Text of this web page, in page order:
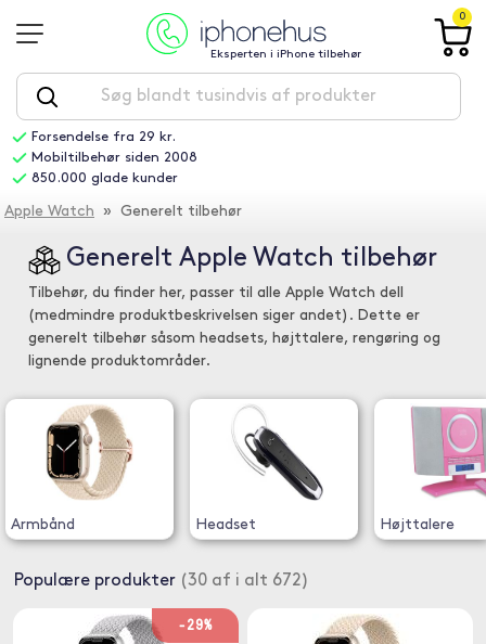
Eksperten i iPhone tilbehør
0
Forsendelse fra 29 kr.
Mobiltilbehør siden 2008
850.000 glade kunder
Apple Watch » Generelt tilbehør
Generelt Apple Watch tilbehør
Tilbehør, du finder her, passer til alle Apple Watch dell
(medmindre produktbeskrivelsen siger andet). Dette er
generelt tilbehør såsom headsets, højttalere, rengøring og
lignende produktområder.
Armbånd Headset Højttalere
Populære produkter (30 af i alt 672)
-29%